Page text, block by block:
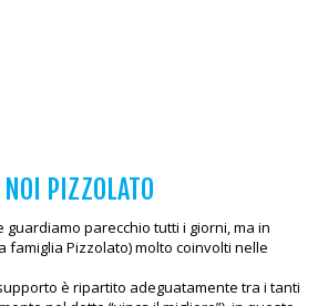
NOI PIZZOLATO
parecchio tutti i giorni, ma in
famiglia Pizzolato) molto coinvolti nelle
è ripartito adeguatamente tra i tanti